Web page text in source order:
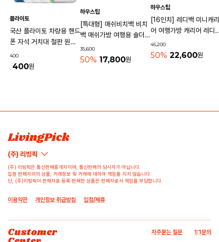
플라이토
국산 플라이토 차량용 핸드
폰 자석 거치대 철판 원형
사각 40mm
400
400원
하우스팁
[특대형] 매쉬비치백 비치
백 매쉬가방 여행용 숄더백
물놀이가방 수영가방 물빠
지는가방
35,600
50% 17,800원
하우스팁
[16인치] 레디백 미니캐리
어 여행가방 캐리어 레디
기내용가방
45,200
50% 22,600원
LivingPick
(주) 리빙픽
(주) 리빙픽은 통신판매중개자이며, 통신판매의 당사자가 아닙니다.
입점 판매자의의 상품, 거래정보 및 거래에 대하여 책임을 지지 않습니다.
단, (주)리빙픽이 판매자로 등록 판매한 상품은 판매자로서 책임을 부담합니다.
이용약관 개인정보 취급방침 입점/제휴
Customer 자주묻는 질문 1:1문의